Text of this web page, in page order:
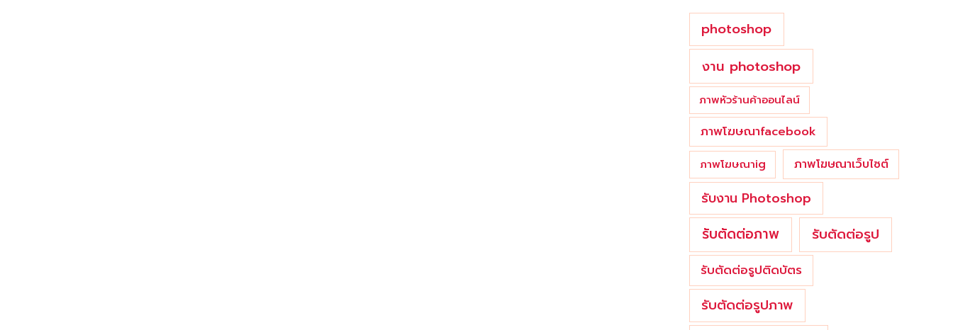
photoshop
งาน photoshop
ภาพหัวร้านค้าออนไลน์
ภาพโฆษณาfacebook
ภาพโฆษณาig ภาพโฆษณาเว็บไซต์
รับงาน Photoshop
รับตัดต่อภาพ รับตัดต่อรูป
รับตัดต่อรูปติดบัตร
รับตัดต่อรูปภาพ